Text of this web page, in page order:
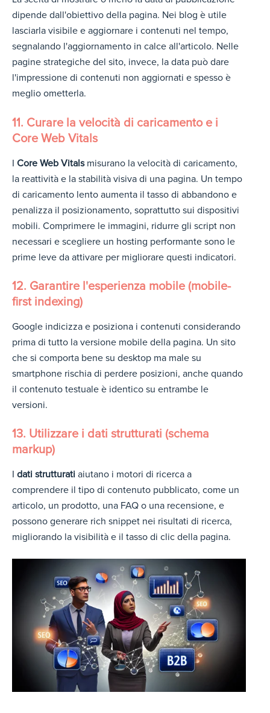
dipende dall'obiettivo della pagina. Nei blog è utile
lasciarla visibile e aggiornare i contenuti nel tempo,
segnalando l'aggiornamento in calce all'articolo. Nelle
pagine strategiche del sito, invece, la data può dare
l'impressione di contenuti non aggiornati e spesso è
meglio ometterla.
11. Curare la velocità di caricamento e i
Core Web Vitals
I Core Web Vitalsmisurano la velocità di caricamento,
la reattività e la stabilità visiva di una pagina. Un tempo
di caricamento lento aumenta il tasso di abbandono e
penalizza il posizionamento, soprattutto sui dispositivi
mobili. Comprimere le immagini, ridurre gli script non
necessari e scegliere un hosting performante sono le
prime leve da attivare per migliorare questi indicatori.
12. Garantire l'esperienza mobile (mobile-
first indexing)
Google indicizza e posiziona i contenuti considerando
prima di tutto la versione mobile della pagina. Un sito
che si comporta bene su desktop ma male su
smartphone rischia di perdere posizioni, anche quando
il contenuto testuale è identico su entrambe le
versioni.
13. Utilizzare i dati strutturati (schema
markup)
I dati strutturati aiutano i motori di ricerca a
comprendere il tipo di contenuto pubblicato, come un
articolo, un prodotto, una FAQ o una recensione, e
possono generare rich snippet nei risultati di ricerca,
migliorando la visibilità e il tasso di clic della pagina.